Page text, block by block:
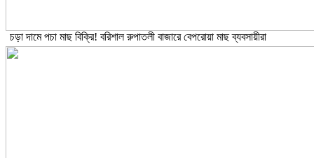
চড়া দামে পচা মাছ বিক্রি! বরিশাল রুপাতলী বাজারে বেপরোয়া মাছ ব্যবসায়ীরা